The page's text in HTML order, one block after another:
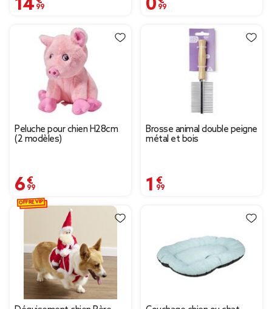
Peluche pour chien H28cm
(2 modèles)
6,99 €
Brosse animal double peigne
métal et bois
1,99 €
OFFRE VIP